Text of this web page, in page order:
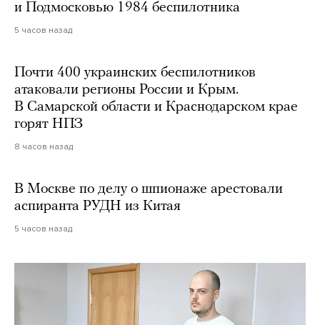
и Подмосковью 1984 беспилотника
5 часов назад
Почти 400 украинских беспилотников
атаковали регионы России и Крым.
В Самарской области и Краснодарском крае
горят НПЗ
8 часов назад
В Москве по делу о шпионаже арестовали
аспиранта РУДН из Китая
5 часов назад